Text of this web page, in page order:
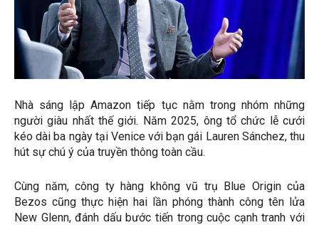
Nhà sáng lập Amazon tiếp tục nằm trong nhóm những
người giàu nhất thế giới. Năm 2025, ông tổ chức lễ cưới
kéo dài ba ngày tại Venice với bạn gái Lauren Sánchez, thu
hút sự chú ý của truyền thông toàn cầu.
Cùng năm, công ty hàng không vũ trụ Blue Origin của
Bezos cũng thực hiện hai lần phóng thành công tên lửa
New Glenn, đánh dấu bước tiến trong cuộc cạnh tranh với